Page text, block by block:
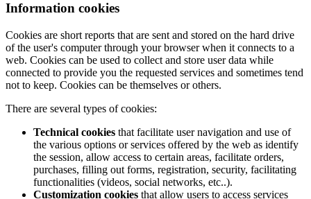
Information cookies
Cookies are short reports that are sent and stored on the hard drive
of the user's computer through your browser when it connects to a
web. Cookies can be used to collect and store user data while
connected to provide you the requested services and sometimes tend
not to keep. Cookies can be themselves or others.
There are several types of cookies:
Technical cookies that facilitate user navigation and use of
the various options or services offered by the web as identify
the session, allow access to certain areas, facilitate orders,
purchases, filling out forms, registration, security, facilitating
functionalities (videos, social networks, etc..).
Customization cookies that allow users to access services